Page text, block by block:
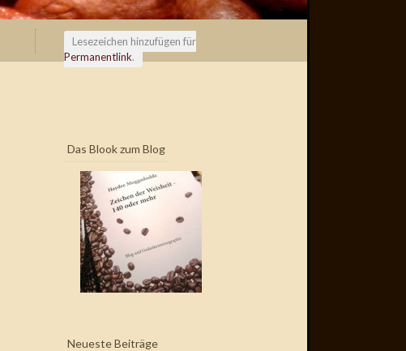
Lesezeichen hinzufügen für
Permanentlink.
Das Blook zum Blog
Neueste Beiträge